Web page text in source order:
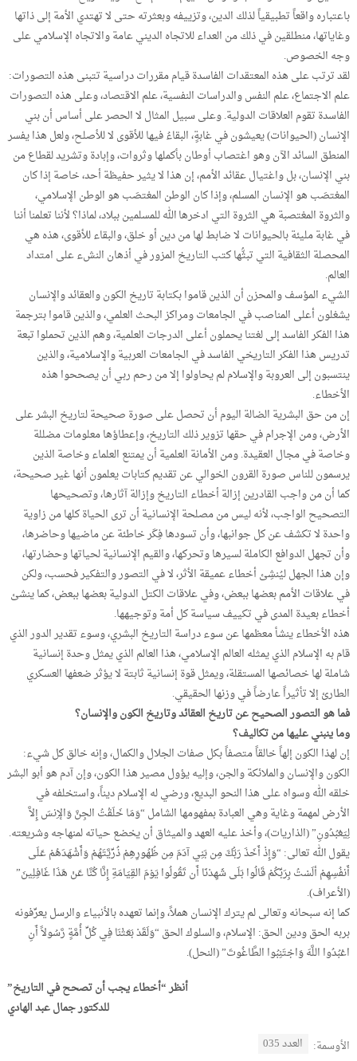
باعتباره واقعاً تطبيقياً لذلك الدين، وتزييفه وبعثرته حتى لا تهتدي الأمة إلى ذاتها
وغاياتها، منطلقين في ذلك من العداء للاتجاه الديني عامة والاتجاه الإسلامي على
وجه الخصوص.
لقد ترتب على هذه المعتقدات الفاسدة قيام مقررات دراسية تتبنى هذه التصورات:
علم الاجتماع، علم النفس والدراسات النفسية، علم الاقتصاد، وعلى هذه التصورات
الفاسدة تقوم العلاقات الدولية. وعلى سبيل المثال لا الحصر على أساس أن بني
الإنسان (الحيوانات) يعيشون في غابةٍ، البقاءُ فيها للأقوى لا للأصلح، ولعل هذا يفسر
المنطق السائد الآن وهو اغتصاب أوطان بأكملها وثروات، وإبادة وتشريد لقطاع من
بني الإنسان، بل واغتيال عقائد الأمم، إن هذا لا يثير حفيظة أحد، خاصة إذا كان
المغتصَب هو الإنسان المسلم، وإذا كان الوطن المغتصَب هو الوطن الإسلامي،
والثروة المغتصبة هي الثروة التي ادخرها الله للمسلمين ببلاد، لماذا؟ لأننا تعلمنا أننا
في غابة مليئة بالحيوانات لا ضابط لها من دين أو خلق، والبقاء للأقوى، هذه هي
المحصلة الثقافية التي تبثُّها كتب التاريخ المزور في أذهان النشء على امتداد
العالم.
الشيء المؤسف والمحزن أن الذين قاموا بكتابة تاريخ الكون والعقائد والإنسان
يشغلون أعلى المناصب في الجامعات ومراكز البحث العلمي، والذين قاموا بترجمة
هذا الفكر الفاسد إلى لغتنا يحملون أعلى الدرجات العلمية، وهم الذين تحملوا تبعة
تدريس هذا الفكر التاريخي الفاسد في الجامعات العربية والإسلامية، والذين
ينتسبون إلى العروبة والإسلام لم يحاولوا إلا من رحم ربي أن يصححوا هذه
الأخطاء.
إن من حق البشرية الضالة اليوم أن تحصل على صورة صحيحة لتاريخ البشر على
الأرض، ومن الإجرام في حقها تزوير ذلك التاريخ، وإعطاؤها معلومات مضللة
وخاصة في مجال العقيدة. ومن الأمانة العلمية أن يمتنع العلماء وخاصة الذين
يرسمون للناس صورة القرون الخوالي عن تقديم كتابات يعلمون أنها غير صحيحة،
كما أن من واجب القادرين إزالة أخطاء التاريخ وإزالة آثارها، وتصحيحها
التصحيح الواجب، لأنه ليس من مصلحة الإنسانية أن ترى الحياة كلها من زاوية
واحدة لا تكشف عن كل جوانبها، وأن تسودها فِكَر خاطئة عن ماضيها وحاضرها،
وأن تجهل الدوافع الكاملة لسيرها وتحركها، والقيم الإنسانية لحياتها وحضارتها،
وإن هذا الجهل ليُنشِئ أخطاء عميقة الأثر، لا في التصور والتفكير فحسب، ولكن
في علاقات الأمم بعضها ببعض، وفي علاقات الكتل الدولية بعضها ببعض، كما ينشئ
أخطاء بعيدة المدى في تكييف سياسة كل أمة وتوجيهها.
هذه الأخطاء ينشأ معظمها عن سوء دراسة التاريخ البشري، وسوء تقدير الدور الذي
قام به الإسلام الذي يمثله العالم الإسلامي، هذا العالم الذي يمثل وحدة إنسانية
شاملة لها خصائصها المستقلة، ويمثل قوة إنسانية ثابتة لا يؤثر ضعفها العسكري
الطارئ إلا تأثيراً عارضاً في وزنها الحقيقي.
فما هو التصور الصحيح عن تاريخ العقائد وتاريخ الكون والإنسان؟
وما ينبني عليها من تكاليف؟
إن لهذا الكون إلهاً خالقاً متصفاً بكل صفات الجلال والكمال، وإنه خالق كل شيء:
الكون والإنسان والملائكة والجن، وإليه يؤول مصير هذا الكون، وإن آدم هو أبو البشر
خلقه الله وسواه على هذا النحو البديع، ورضي له الإسلام ديناً، واستخلفه في
الأرض لمهمة وغاية وهي العبادة بمفهومها الشامل “وَمَا خَلَقْتُ الجِنَّ وَالإِنسَ إِلاَّ
لِيَعْبُدُونِ” (الذاريات)، وأخذ عليه العهد والميثاق أن يخضع حياته لمنهاجه وشريعته.
يقول الله تعالى: “وَإِذْ أَخَذَ رَبُّكَ مِن بَنِي آدَمَ مِن ظُهُورِهِمْ ذُرِّيَّتَهُمْ وَأَشْهَدَهُمْ عَلَى
أَنفُسِهِمْ ألَسْتُ بِرَبِّكُمْ قَالُوا بَلَى شَهِدْنَا أَن تَقُولُوا يَوْمَ القِيَامَةِ إِنَّا كُنَّا عَنْ هَذَا غَافِلِينَ”
(الأعراف).
كما إنه سبحانه وتعالى لم يترك الإنسان هملاً، وإنما تعهده بالأنبياء والرسل يعرِّفونه
بربه الحق ودين الحق: الإسلام، والسلوك الحق “وَلَقَدْ بَعَثْنَا فِي كُلِّ أُمَّةٍ رَّسُولاً أَنِ
اعْبُدُوا اللَّهَ وَاجْتَنِبُوا الطَّاغُوتَ” (النحل).
أنظر “أخطاء يجب أن تصحح في التاريخ”
للدكتور جمال عبد الهادي
الأوسمة: العدد 035